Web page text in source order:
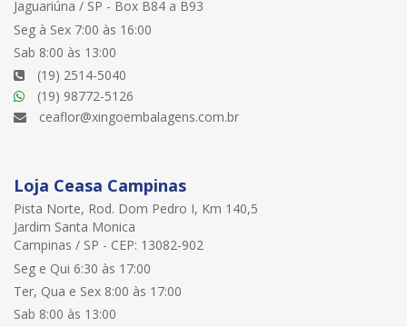
Jaguariúna / SP - Box B84 a B93
Seg à Sex 7:00 às 16:00
Sab 8:00 às 13:00
(19) 2514-5040
(19) 98772-5126
ceaflor@xingoembalagens.com.br
Loja Ceasa Campinas
Pista Norte, Rod. Dom Pedro I, Km 140,5
Jardim Santa Monica
Campinas / SP - CEP: 13082-902
Seg e Qui 6:30 às 17:00
Ter, Qua e Sex 8:00 às 17:00
Sab 8:00 às 13:00